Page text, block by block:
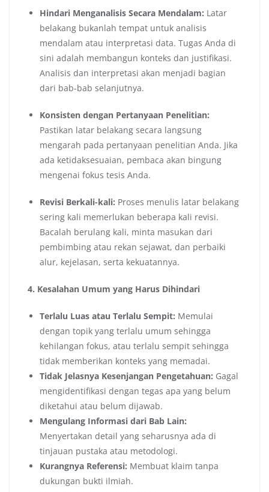
Hindari Menganalisis Secara Mendalam: Latar
belakang bukanlah tempat untuk analisis
mendalam atau interpretasi data. Tugas Anda di
sini adalah membangun konteks dan justifikasi.
Analisis dan interpretasi akan menjadi bagian
dari bab-bab selanjutnya.
Konsisten dengan Pertanyaan Penelitian:
Pastikan latar belakang secara langsung
mengarah pada pertanyaan penelitian Anda. Jika
ada ketidaksesuaian, pembaca akan bingung
mengenai fokus tesis Anda.
Revisi Berkali-kali: Proses menulis latar belakang
sering kali memerlukan beberapa kali revisi.
Bacalah berulang kali, minta masukan dari
pembimbing atau rekan sejawat, dan perbaiki
alur, kejelasan, serta kekuatannya.
4. Kesalahan Umum yang Harus Dihindari
Terlalu Luas atau Terlalu Sempit: Memulai
dengan topik yang terlalu umum sehingga
kehilangan fokus, atau terlalu sempit sehingga
tidak memberikan konteks yang memadai.
Tidak Jelasnya Kesenjangan Pengetahuan: Gagal
mengidentifikasi dengan tegas apa yang belum
diketahui atau belum dijawab.
Mengulang Informasi dari Bab Lain:
Menyertakan detail yang seharusnya ada di
tinjauan pustaka atau metodologi.
Kurangnya Referensi: Membuat klaim tanpa
dukungan bukti ilmiah.